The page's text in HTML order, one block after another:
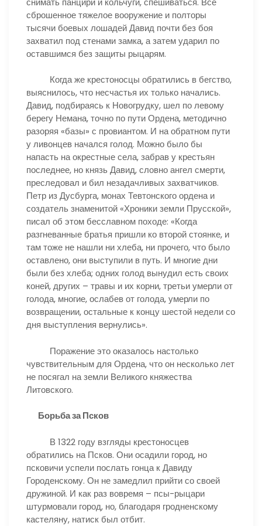
сброшенное тяжелое вооружение и полторы
тысячи боевых лошадей Давид почти без боя
захватил под стенами замка, а затем ударил по
оставшимся без защиты рыцарям.
Когда же крестоносцы обратились в бегство,
выяснилось, что несчастья их только начались.
Давид, подбираясь к Новогрудку, шел по левому
берегу Немана, точно по пути Ордена, методично
разоряя «базы» с провиантом. И на обратном пути
у ливонцев начался голод. Можно было бы
напасть на окрестные села, забрав у крестьян
последнее, но князь Давид, словно ангел смерти,
преследовал и бил незадачливых захватчиков.
Петр из Дусбурга, монах Тевтонского ордена и
создатель знаменитой «Хроники земли Прусской»,
писал об этом бесславном походе: «Когда
разгневанные братья пришли ко второй стоянке, и
там тоже не нашли ни хлеба, ни прочего, что было
оставлено, они выступили в путь. И многие дни
были без хлеба; одних голод вынудил есть своих
коней, других – травы и их корни, третьи умерли от
голода, многие, ослабев от голода, умерли по
возвращении, остальные к концу шестой недели со
дня выступления вернулись».
Поражение это оказалось настолько
чувствительным для Ордена, что он несколько лет
не посягал на земли Великого княжества
Литовского.
Борьба за Псков
В 1322 году взгляды крестоносцев
обратились на Псков. Они осадили город, но
псковичи успели послать гонца к Давиду
Городенскому. Он не замедлил прийти со своей
дружиной. И как раз вовремя – псы-рыцари
штурмовали город, но, благодаря гродненскому
кастеляну, натиск был отбит.